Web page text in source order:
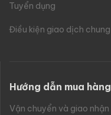
Tuyển dụng
Điều kiện giao dịch chung
Hướng dẫn mua hàng
Vận chuyển và giao nhận